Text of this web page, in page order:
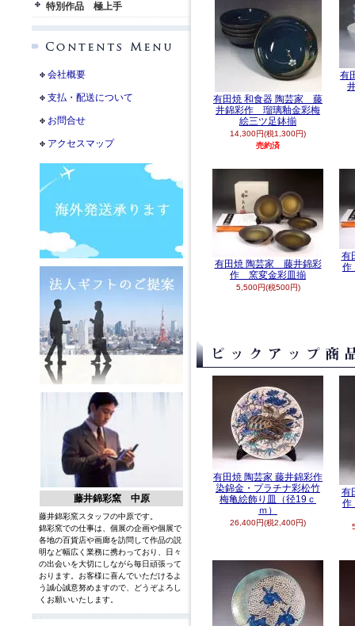
特別作品 極上手
会社概要
支払・配送について
お問合せ
アクセスマップ
藤井錦彩窯 中原
藤井錦彩窯スタッフの中原です。
錦彩窯での仕事は、個展の企画や個展で
各地の百貨店や画廊を訪問して作品の説
明など幅広く業務に携わっており、日々
の出会いを大切にしながら毎日頑張って
おります。お客様に喜んでいただけるよ
う誠心誠意努めますので、どうぞよろし
くお願いいたします。
有田焼 和食器 陶芸家 藤
井錦彩作 瑠璃釉金彩梅
絵三ツ足鉢揃
14,300円(税1,300円)
売約済
有
有田焼 陶芸家 藤井錦彩
作 窯変金彩皿揃
5,500円(税500円)
有
作
有田焼 陶芸家 藤井錦彩作
染錦金・プラチナ彩松竹
梅亀絵飾り皿（径19ｃ
ｍ）
26,400円(税2,400円)
有
作